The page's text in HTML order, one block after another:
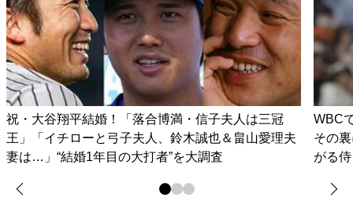
祝・大谷翔平結婚！「落合博満・信子夫人は三冠
王」「イチローと弓子夫人、鈴木誠也＆畠山愛理夫
妻は…」“結婚1年目の大打者”を大調査
WBC
その
がる